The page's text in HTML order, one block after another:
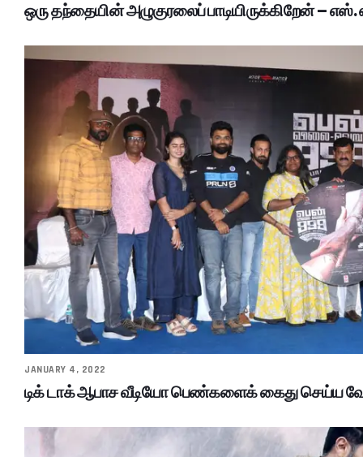
ஒரு தந்தையின் அழுகுரலைப் பாடியிருக்கிறேன் – எஸ்.
JANUARY 4, 2022
டிக் டாக் ஆபாச வீடியோ பெண்களைக் கைது செய்ய